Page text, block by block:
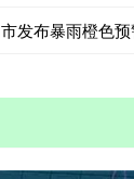
发布暴雨橙色